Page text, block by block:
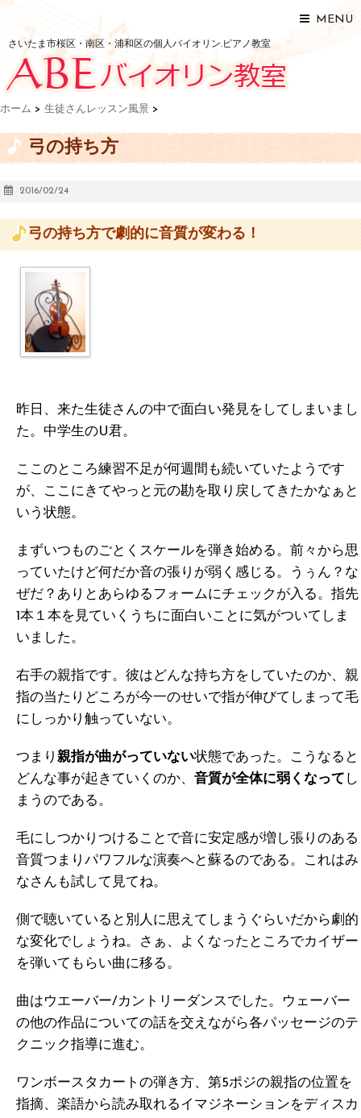
MENU
さいたま市桜区・南区・浦和区の個人バイオリン.ピアノ教室
ホーム > 生徒さんレッスン風景 >
弓の持ち方
2016/02/24
弓の持ち方で劇的に音質が変わる！
昨日、来た生徒さんの中で面白い発見をしてしまいまし
た。 中学生のU君。
ここのところ練習不足が何週間も続いていたようです
が、ここにきてやっと元の勘を取り戻してきたかなぁと
いう状態。
まずいつものごとくスケールを弾き始める。前々から思
っていたけど何だか音の張りが弱く感じる。
うぅん？な
ぜだ？ありとあらゆるフォームにチェックが入る。指先
1本１本を見ていくうちに面白いことに気がついてしま
いました。
右手の親指です。彼はどんな持ち方をしていたのか、親
指の当たりどころが今一のせいで指が伸びてしまって毛
にしっかり触っていない。
つまり 親指が曲がっていない状態であった。こうなると
どんな事が起きていくのか、 音質が全体に弱くなって し
まうのである。
毛にしつかりつけることで音に安定感が増し張りのある
音質つまりパワフルな演奏へと蘇るのである。これはみ
なさんも試して見てね。
側で聴いていると別人に思えてしまうぐらいだから劇的
な変化でしょうね。さぁ、よくなったところでカイザー
を弾いてもらい曲に移る。
曲はウエーバー/カントリーダンスでした。ウェーバー
の他の作品についての話を交えながら各パッセージのテ
クニック指導に進む。
ワンボースタカートの弾き方、第5ポジの親指の位置を
指摘、楽語から読み取れるイマジネーションをディスカ